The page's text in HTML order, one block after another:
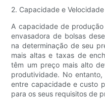
2. Capacidade e
A capacidade de
envasadora de bolsas
na determinação de seu
mais altas e taxas de
têm um preço mais alto
produtividade. No
entre capacidade e custo
para os seus requisitos de